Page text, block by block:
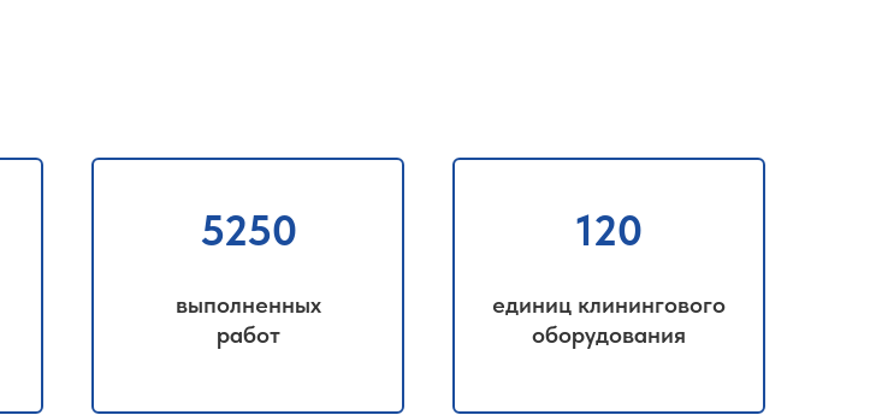
5250
выполненных
работ
120
единиц клинингового
оборудования